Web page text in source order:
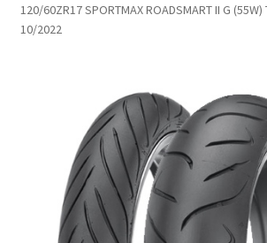
Sklep
Regulamin
Polityka prywatności
120/60ZR17 SPORTMAX ROADSMART II G (55W)
10/2022